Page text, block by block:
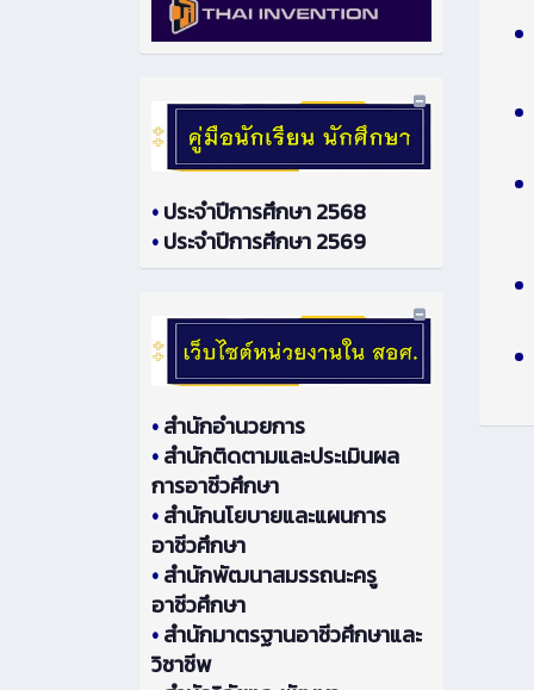
•ประจำปีการศึกษา 2568
•ประจำปีการศึกษา 2569
•สำนักอำนวยการ
•สำนักติดตามและประเมินผล
การอาชีวศึกษา
•สำนักนโยบายและแผนการ
อาชีวศึกษา
•สำนักพัฒนาสมรรถนะครู
อาชีวศึกษา
•สำนักมาตรฐานอาชีวศึกษาและ
วิชาชีพ